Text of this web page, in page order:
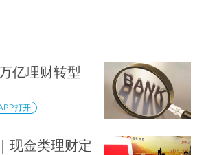
亿理财转型
打开
现金类理财定